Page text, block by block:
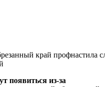
край профнастила
появиться из-за